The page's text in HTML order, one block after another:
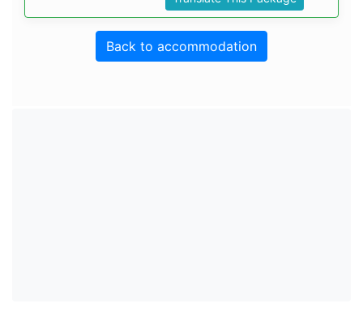
Back to accommodation